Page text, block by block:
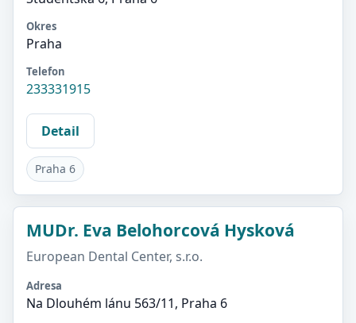
Okres
Praha
Telefon
233331915
Detail
Praha 6
MUDr. Eva Belohorcová Hysková
European Dental Center, s.r.o.
Adresa
Na Dlouhém lánu 563/11, Praha 6